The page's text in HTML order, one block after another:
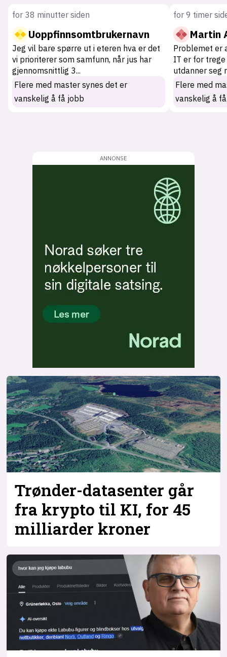
for 38 minutter siden
Uoppfinnsomtbrukernavn
Jeg vil bare spørre ut i eteren hva er det
vi prioriterer som samfunn, når jus har
gjennomsnittlig 3...
Flere med master synes det er
vanskelig å få jobb
for 9 timer
Martin
Problemet er
IT er for
utdanner seg
Flere med
vanskelig å
Trønder-datasenter går
fra krypto til KI, for 45
milliarder kroner